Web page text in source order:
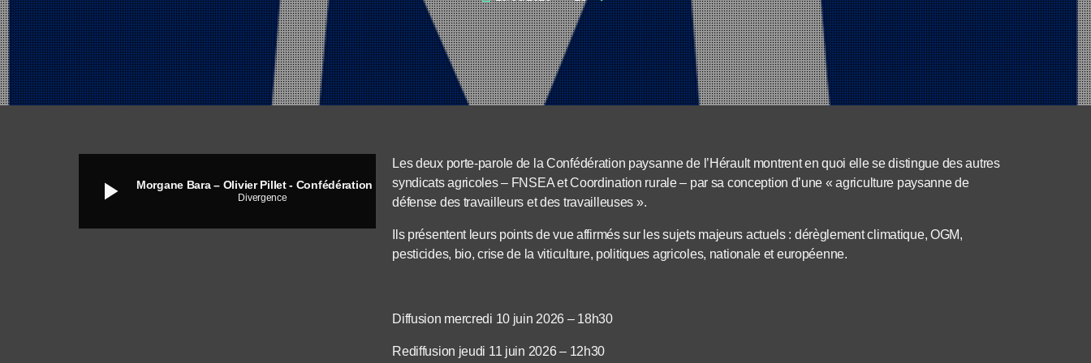
play_arrow Divergence
Les deux porte-parole de la Confédération paysanne de l’Hérault montrent en quoi elle se distingue des autres
syndicats agricoles – FNSEA et Coordination rurale – par sa conception d’une « agriculture paysanne de
défense des travailleurs et des travailleuses ».
Ils présentent leurs points de vue affirmés sur les sujets majeurs actuels : dérèglement climatique, OGM,
pesticides, bio, crise de la viticulture, politiques agricoles, nationale et européenne.
Diffusion mercredi 10 juin 2026 – 18h30
Rediffusion jeudi 11 juin 2026 – 12h30